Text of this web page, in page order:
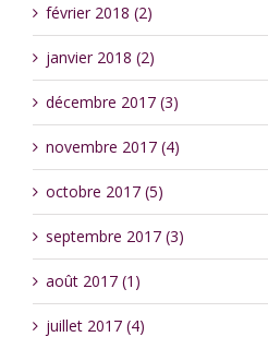
février 2018 (2)
janvier 2018 (2)
décembre 2017 (3)
novembre 2017 (4)
octobre 2017 (5)
septembre 2017 (3)
août 2017 (1)
juillet 2017 (4)